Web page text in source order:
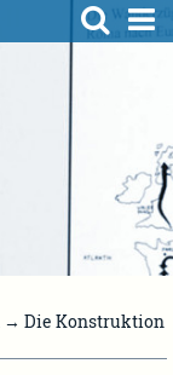
→ Die Konstruktion